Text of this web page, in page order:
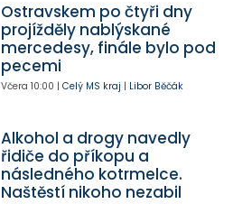
Ostravskem po čtyři dny
projížděly nablýskané
mercedesy, finále bylo pod
pecemi
Včera 10:00 | Celý MS kraj | Libor Běčák
Alkohol a drogy navedly
řidiče do příkopu a
následného kotrmelce.
Naštěstí nikoho nezabil